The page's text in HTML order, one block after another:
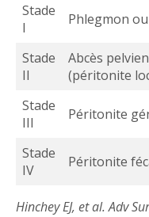
Stade
I
Phlegmon
Stade
II
Abcès
(péritonite
Stade
III
Péritonite
Stade
IV
Péritonite
Hinchey EJ, et al. Adv